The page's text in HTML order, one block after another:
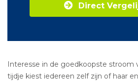
Direct
Interesse in de goedkoopste stroom
tijdje kiest iedereen zelf zijn of haar